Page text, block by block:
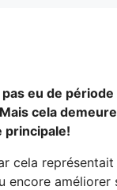
eu de période
cela
principale!
cela représentait
encore améliorer